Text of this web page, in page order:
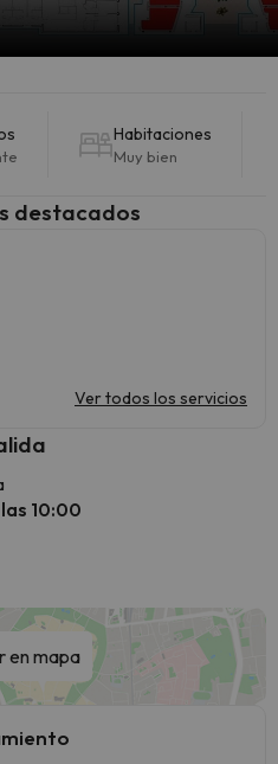
Habitaciones
Muy bien
destacados
Ver todos los servicios
10:00
en mapa